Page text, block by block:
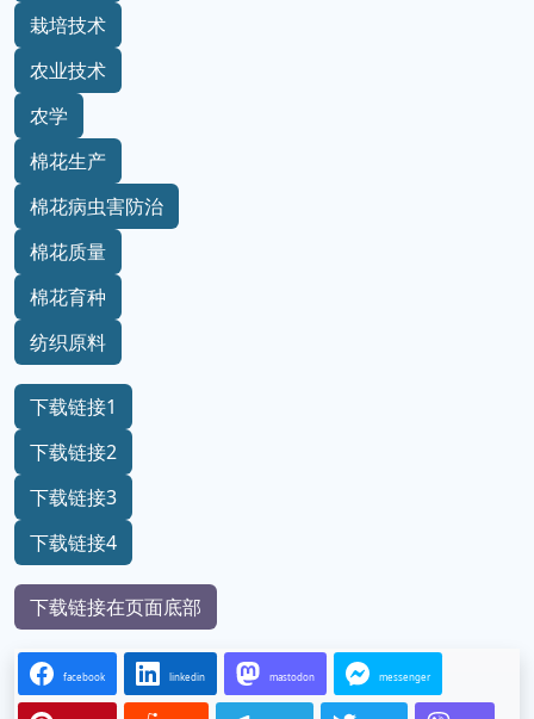
栽培技术
农业技术
农学
棉花生产
棉花病虫害防治
棉花质量
棉花育种
纺织原料
下载链接1
下载链接2
下载链接3
下载链接4
下载链接在页面底部
facebook linkedin mastodon messenger